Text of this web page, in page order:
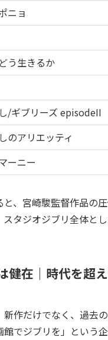
ニョ
う生きるか
/ギブリーズ episodeII
のアリエッティ
ーニー
と、宮崎駿監督作品の
タジオジブリ全体と
健在｜時代を超
作だけでなく、過去
館でジブリを」とい